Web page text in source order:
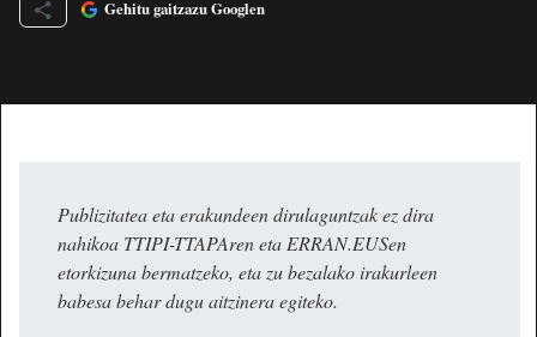
Gehitu gaitzazu Googlen
Publizitatea eta erakundeen dirulaguntzak ez dira
nahikoa TTIPI-TTAPAren eta ERRAN.EUSen
etorkizuna bermatzeko, eta zu bezalako irakurleen
babesa behar dugu aitzinera egiteko.